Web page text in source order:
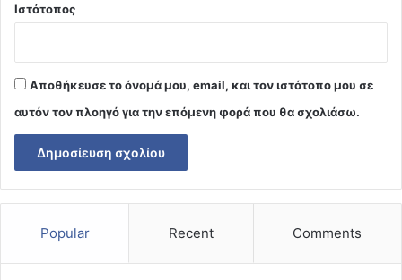
Ιστότοπος
Αποθήκευσε το όνομά μου, email, και τον ιστότοπο μου σε
αυτόν τον πλοηγό για την επόμενη φορά που θα σχολιάσω.
Popular Recent Comments